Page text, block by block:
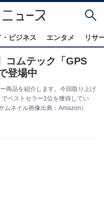
・ビジネス エンタメ リサ
コムテック「GPS
登場中
商品を紹介します。今回取り上げ
ベストセラー1位を獲得してい
ネイル画像出典：Amazon）